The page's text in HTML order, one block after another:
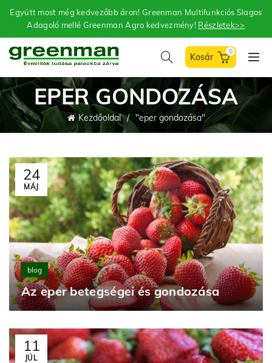
Együtt most még kedvezőbb áron! Greenman Multifunkciós Slagos
Adagoló mellé Greenman Agro kedvezmény! Részletek>>
0
EPER GONDOZÁSA
Kezdőoldal "eper gondozása"
24
MÁJ
blog
Az eper betegségei és gondozása
11
JÚL